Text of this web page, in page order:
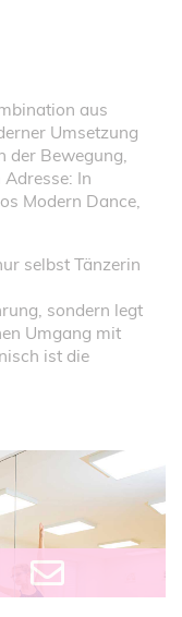
aus
Umsetzung
der Bewegung,
In
Modern Dance,
selbst Tänzerin
sondern legt
Umgang mit
ist die